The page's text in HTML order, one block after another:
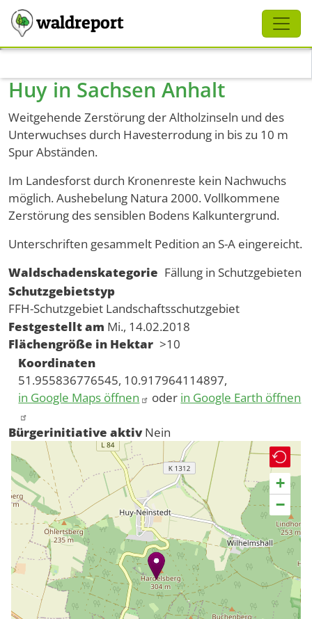
waldreport
Huy in Sachsen Anhalt
Weitgehende Zerstörung der Altholzinseln und des
Unterwuchses durch Havesterrodung in bis zu 10 m
Spur Abständen.
Im Landesforst durch Kronenreste kein Nachwuchs
möglich. Aushebelung Natura 2000. Vollkommene
Zerstörung des sensiblen Bodens Kalkuntergrund.
Unterschriften gesammelt Pedition an S-A eingereicht.
Waldschadenskategorie Fällung in Schutzgebieten
Schutzgebietstyp
FFH-Schutzgebiet Landschaftsschutzgebiet
Festgestellt am Mi., 14.02.2018
Flächengröße in Hektar >10
Koordinaten
51.955836776545, 10.917964114897,
in Google Maps öffnen
oder in Google Earth öffnen
Bürgerinitiative aktiv Nein
+
−
Schliessen